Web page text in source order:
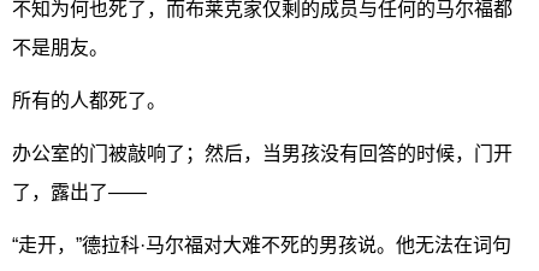
不知为何也死了，而布莱克家仅剩的成员与任何的马尔福都
不是朋友。
所有的人都死了。
办公室的门被敲响了；然后，当男孩没有回答的时候，门开
了，露出了——
“走开，”德拉科·马尔福对大难不死的男孩说。他无法在词句